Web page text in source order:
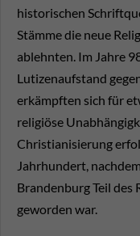
historischen
Stämme die neue
ablehnten. Im Jahre
Lutizenaufstand
erkämpften sich für
religiöse
Christianisierung
Jahrhundert,
Brandenburg Teil des
geworden war.